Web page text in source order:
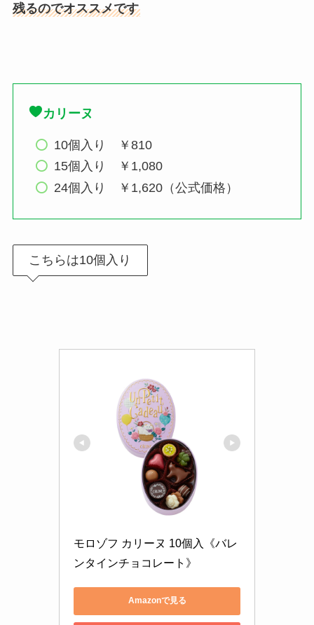
残るのでオススメです
カリーヌ
10個入り ￥810
15個入り ￥1,080
24個入り ￥1,620（公式価格）
こちらは10個入り
モロゾフ カリーヌ 10個入《バレ
ンタインチョコレート》
Amazonで見る